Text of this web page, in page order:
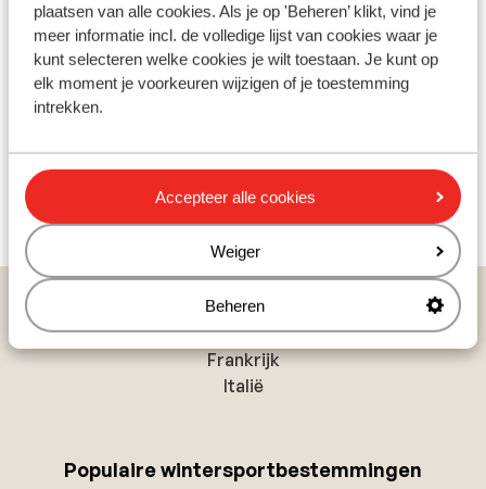
plaatsen van alle cookies. Als je op 'Beheren’ klikt, vind je
meer informatie incl. de volledige lijst van cookies waar je
kunt selecteren welke cookies je wilt toestaan. Je kunt op
elk moment je voorkeuren wijzigen of je toestemming
intrekken.
Accepteer alle cookies
Weiger
Beheren
Populaire wintersportlanden
Oostenrijk
Frankrijk
Italië
Populaire wintersportbestemmingen